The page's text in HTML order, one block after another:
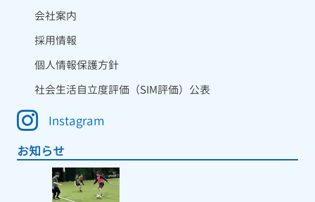
会社案内
採用情報
個人情報保護方針
社会生活自立度評価（SIM評価）公表
Instagram
お知らせ